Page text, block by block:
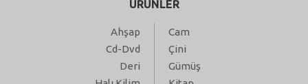
ÜRÜNLER
Ahşap
Cam
Cd-Dvd
Çini
Deri
Gümüş